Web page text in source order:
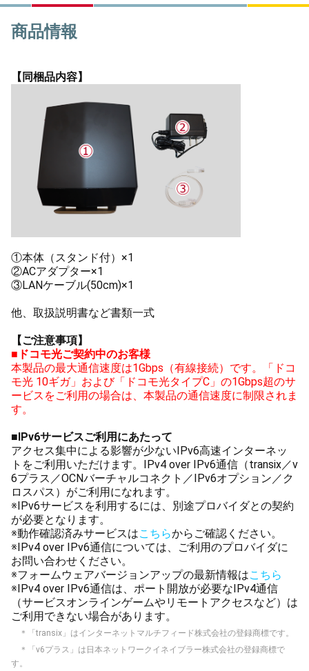
商品情報
【同梱品内容】
①本体（スタンド付）×1
②ACアダプター×1
③LANケーブル(50cm)×1
他、取扱説明書など書類一式
【ご注意事項】
■ドコモ光ご契約中のお客様
本製品の最大通信速度は1Gbps（有線接続）です。「ドコ
モ光 10ギガ」および「ドコモ光タイプC」の1Gbps超のサ
ービスをご利用の場合は、本製品の通信速度に制限されま
す。
■IPv6サービスご利用にあたって
アクセス集中による影響が少ないIPv6高速インターネッ
トをご利用いただけます。IPv4 over IPv6通信（transix／v
6プラス／OCNバーチャルコネクト／IPv6オプション／ク
ロスパス）がご利用になれます。
※IPv6サービスを利用するには、別途プロバイダとの契約
が必要となります。
※動作確認済みサービスはこちらからご確認ください。
※IPv4 over IPv6通信については、ご利用のプロバイダに
お問い合わせください。
※フォームウェアバージョンアップの最新情報はこちら
※IPv4 over IPv6通信は、ポート開放が必要なIPv4通信
（サービスオンラインゲームやリモートアクセスなど）は
ご利用できない場合があります。
＊「transix」はインターネットマルチフィード株式会社の登録商標です。
＊「v6プラス」は日本ネットワークイネイブラー株式会社の登録商標で
す。